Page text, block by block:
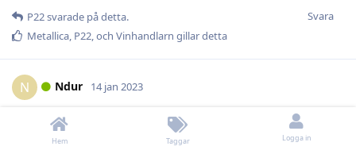
Svara
P22svarade på detta.
Metallica, P22, och Vinhandlarn gillar detta
N Ndur 14 jan 2023
Det återstår väl att se också exakt hur de kommer spela.
Laguppställningen är ju en sak och hur de faktiskt spelar en
Hem Taggar Logga in